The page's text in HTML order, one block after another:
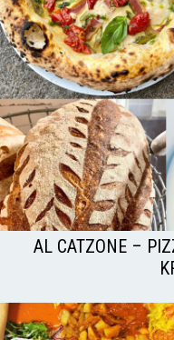
AL CATZONE –